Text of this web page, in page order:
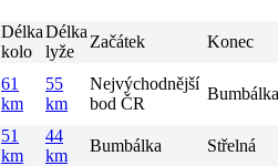
Délka
kolo
Délka
lyže
Začátek
Konec
61
km
55
km
Nejvýchodnější
bod ČR
Bumbálka
51
km
44
km
Bumbálka Střelná